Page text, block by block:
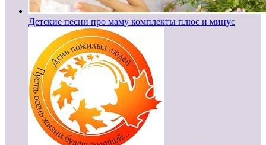
Детские песни про маму комплекты плюс и минус